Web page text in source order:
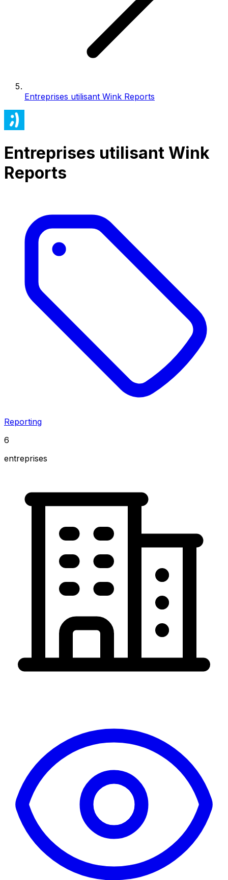
Entreprises utilisant Wink Reports
Entreprises utilisant Wink
Reports
Reporting
6
entreprises